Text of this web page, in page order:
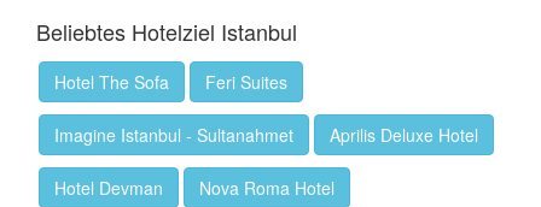
Beliebtes Hotelziel Istanbul
Hotel The Sofa Feri Suites
Imagine Istanbul - Sultanahmet Aprilis Deluxe Hotel
Hotel Devman Nova Roma Hotel